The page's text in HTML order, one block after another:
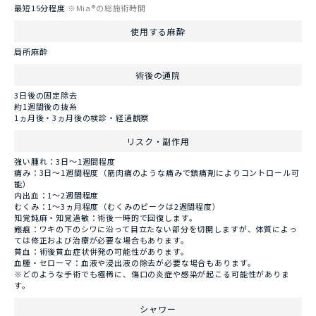
最短15分程度 ※Mia®の総施術時間
使用する麻酔
局所麻酔
術後の通院
3日後の固定除去
約1週間後の抜糸
1ヵ月後・3ヵ月後の検診・経過観察
リスク・副作用
強い腫れ：3日～1週間程度
痛み：3日～1週間程度（筋肉痛のような痛みで鎮痛剤によりコントロール可
能）
内出血：1～2週間程度
むくみ：1～3ヵ月程度（むくみのピークは2週間程度）
知覚鈍麻・知覚過敏：術後一時的で回復します。
瘢痕：ワキの下のシワに沿って目立たない部分を切開しますが、体質によっ
ては修正および治療が必要な場合もあります。
貧血：術後貧血症状併発の可能性があります。
血腫・セローマ：血液や浸出液の除去が必要な場合もあります。
※どのような手術でも極稀に、傷口の炎症や感染が起こる可能性がありま
す。
シャワー